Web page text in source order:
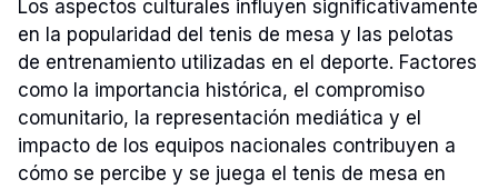
Los aspectos culturales influyen significativamente
en la popularidad del tenis de mesa y las pelotas
de entrenamiento utilizadas en el deporte. Factores
como la importancia histórica, el compromiso
comunitario, la representación mediática y el
impacto de los equipos nacionales contribuyen a
cómo se percibe y se juega el tenis de mesa en